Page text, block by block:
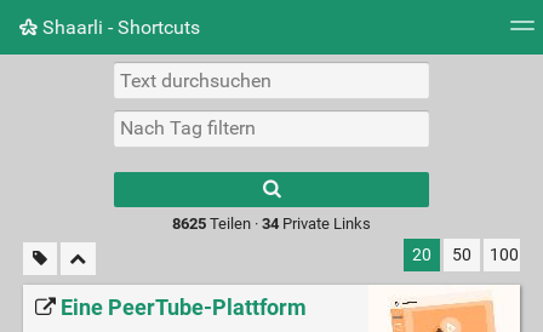
Shaarli - Shortcuts
Bildwand
results.
8625Teilen · 34Private Links
20 50 100
Eine PeerTube-Plattform